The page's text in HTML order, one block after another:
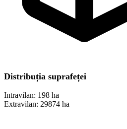
Distribuția suprafeței
Intravilan: 198 ha
Extravilan: 29874 ha